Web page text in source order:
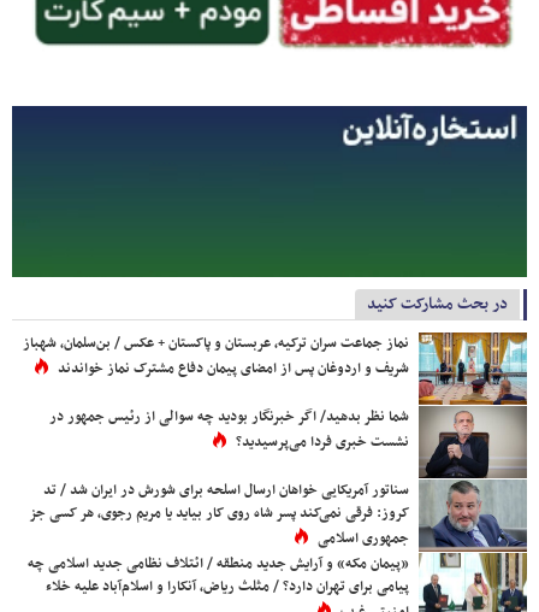
در بحث مشارکت کنید
نماز جماعت سران ترکیه، عربستان و پاکستان + عکس / بن‌سلمان، شهباز
شریف و اردوغان پس از امضای پیمان دفاع مشترک نماز خواندند
شما نظر بدهید/ اگر خبرنگار بودید چه سوالی از رئیس جمهور در
نشست خبری فردا می‌پرسیدید؟
سناتور آمریکایی خواهان ارسال اسلحه برای شورش در ایران شد / تد
کروز: فرقی نمی‌کند پسر شاه روی کار بیاید یا مریم رجوی، هر کسی جز
جمهوری اسلامی
«پیمان مکه» و آرایش جدید منطقه / ائتلاف نظامی جدید اسلامی چه
پیامی برای تهران دارد؟ / مثلث ریاض، آنکارا و اسلام‌آباد علیه خلاء